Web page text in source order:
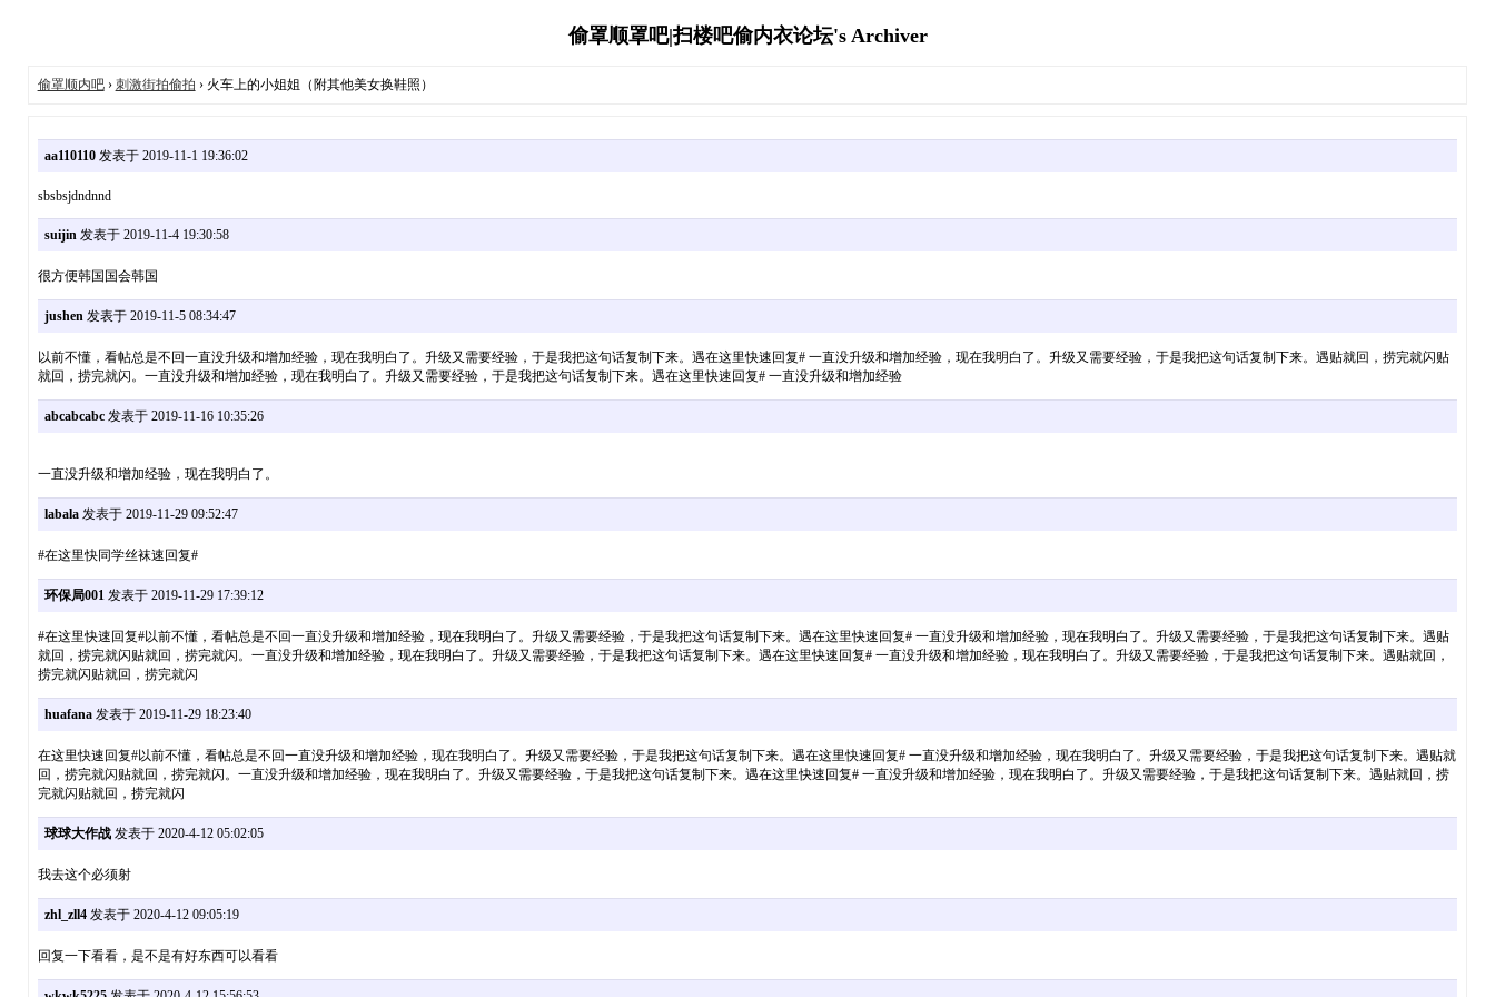
偷罩顺罩吧|扫楼吧偷内衣论坛's Archiver
偷罩顺内吧› 刺激街拍偷拍 › 火车上的小姐姐（附其他美女换鞋照）
aa110110发表于 2019-11-1 19:36:02
sbsbsjdndnnd
suijin发表于 2019-11-4 19:30:58
很方便韩国国会韩国
jushen发表于 2019-11-5 08:34:47
以前不懂，看帖总是不回一直没升级和增加经验，现在我明白了。升级又需要经验，于是我把这句话复制下来。遇在这里快速回复# 一直没升级和增加经验，现在我明白了。升级又需要经验，于是我把这句话复制下来。遇贴就回，捞完就闪贴
就回，捞完就闪。一直没升级和增加经验，现在我明白了。升级又需要经验，于是我把这句话复制下来。遇在这里快速回复# 一直没升级和增加经验
abcabcabc发表于 2019-11-16 10:35:26
一直没升级和增加经验，现在我明白了。
labala发表于 2019-11-29 09:52:47
#在这里快同学丝袜速回复#
环保局001发表于 2019-11-29 17:39:12
#在这里快速回复#以前不懂，看帖总是不回一直没升级和增加经验，现在我明白了。升级又需要经验，于是我把这句话复制下来。遇在这里快速回复# 一直没升级和增加经验，现在我明白了。升级又需要经验，于是我把这句话复制下来。遇贴
就回，捞完就闪贴就回，捞完就闪。一直没升级和增加经验，现在我明白了。升级又需要经验，于是我把这句话复制下来。遇在这里快速回复# 一直没升级和增加经验，现在我明白了。升级又需要经验，于是我把这句话复制下来。遇贴就回，
捞完就闪贴就回，捞完就闪
huafana发表于 2019-11-29 18:23:40
在这里快速回复#以前不懂，看帖总是不回一直没升级和增加经验，现在我明白了。升级又需要经验，于是我把这句话复制下来。遇在这里快速回复# 一直没升级和增加经验，现在我明白了。升级又需要经验，于是我把这句话复制下来。遇贴就
回，捞完就闪贴就回，捞完就闪。一直没升级和增加经验，现在我明白了。升级又需要经验，于是我把这句话复制下来。遇在这里快速回复# 一直没升级和增加经验，现在我明白了。升级又需要经验，于是我把这句话复制下来。遇贴就回，捞
完就闪贴就回，捞完就闪
球球大作战发表于 2020-4-12 05:02:05
我去这个必须射
zhl_zll4发表于 2020-4-12 09:05:19
回复一下看看，是不是有好东西可以看看